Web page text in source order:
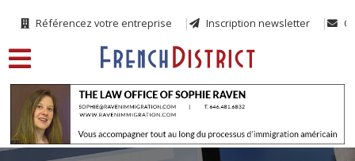
Référencez votre entreprise Inscription newsletter